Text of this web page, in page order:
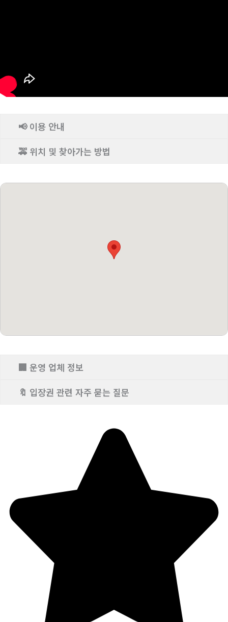
📢 이용 안내
🚕 위치 및 찾아가는 방법
🏢 운영 업체 정보
🔖 입장권 관련 자주 묻는 질문